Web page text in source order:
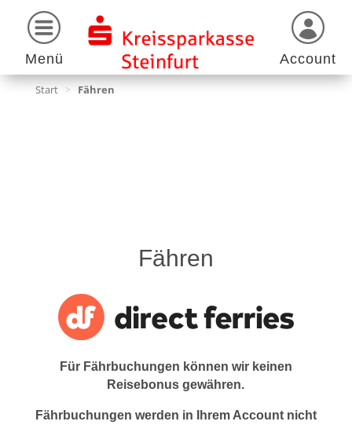
Menü Account
Start > Fähren
Fähren
Für Fährbuchungen können wir keinen
Reisebonus gewähren.
Fährbuchungen werden in Ihrem Account nicht